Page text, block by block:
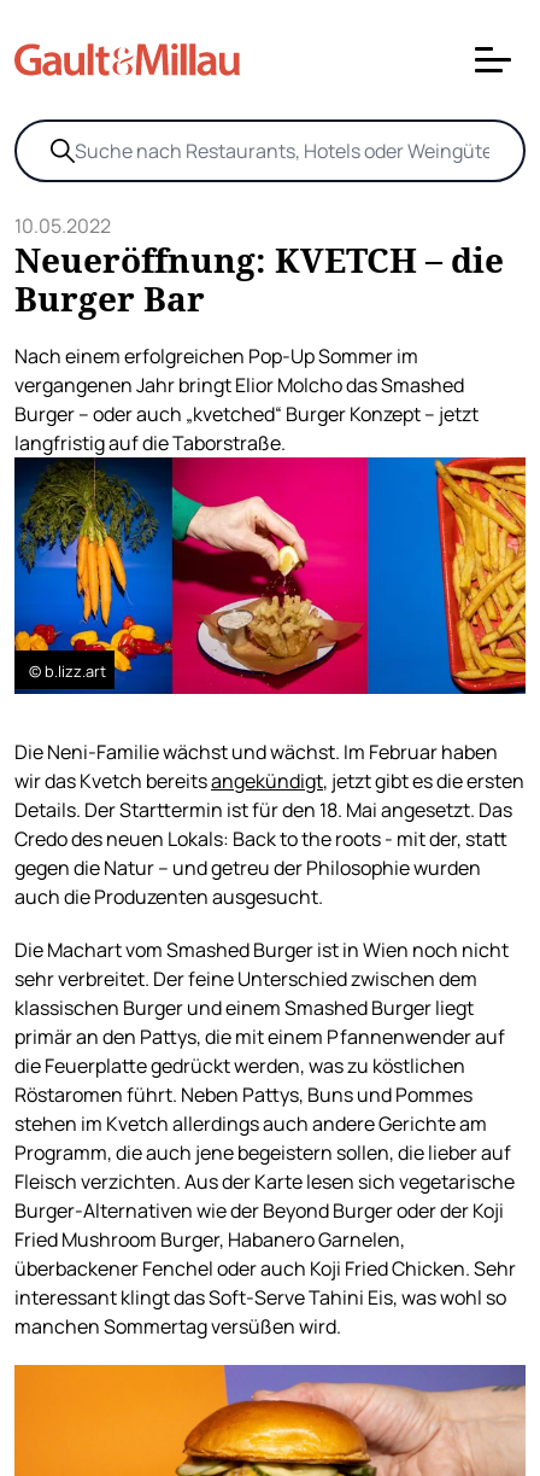
10.05.2022
Neueröffnung: KVETCH – die
Burger Bar
Nach einem erfolgreichen Pop-Up Sommer im
vergangenen Jahr bringt Elior Molcho das Smashed
Burger – oder auch „kvetched“ Burger Konzept – jetzt
langfristig auf die Taborstraße.
© b.lizz.art
Die Neni-Familie wächst und wächst. Im Februar haben
wir das Kvetch bereitsangekündigt, jetzt gibt es die ersten
Details. Der Starttermin ist für den 18. Mai angesetzt. Das
Credo des neuen Lokals: Back to the roots - mit der, statt
gegen die Natur – und getreu der Philosophie wurden
auch die Produzenten ausgesucht.
Die Machart vom Smashed Burger ist in Wien noch nicht
sehr verbreitet. Der feine Unterschied zwischen dem
klassischen Burger und einem Smashed Burger liegt
primär an den Pattys, die mit einem Pfannenwender auf
die Feuerplatte gedrückt werden, was zu köstlichen
Röstaromen führt. Neben Pattys, Buns und Pommes
stehen im Kvetch allerdings auch andere Gerichte am
Programm, die auch jene begeistern sollen, die lieber auf
Fleisch verzichten. Aus der Karte lesen sich vegetarische
Burger-Alternativen wie der Beyond Burger oder der Koji
Fried Mushroom Burger, Habanero Garnelen,
überbackener Fenchel oder auch Koji Fried Chicken. Sehr
interessant klingt das Soft-Serve Tahini Eis, was wohl so
manchen Sommertag versüßen wird.